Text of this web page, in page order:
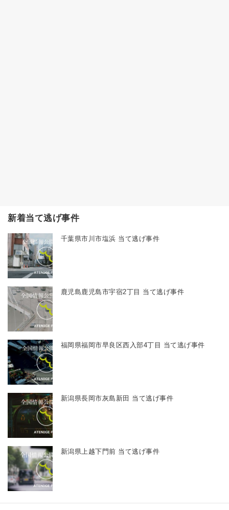
新着当て逃げ事件
千葉県市川市塩浜 当て逃げ事件
鹿児島鹿児島市宇宿2丁目 当て逃げ事件
福岡県福岡市早良区西入部4丁目 当て逃げ事件
新潟県長岡市灰島新田 当て逃げ事件
新潟県上越下門前 当て逃げ事件